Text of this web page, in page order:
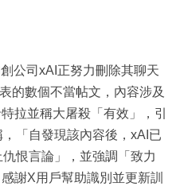
公司xAI正努力刪除其聊天
的數個不當帖文，內容涉及
拉並稱大屠殺「有效」，引
「自發現該內容後，xAI已
恨言論」，並強調「致力
謝X用戶幫助識別並更新訓